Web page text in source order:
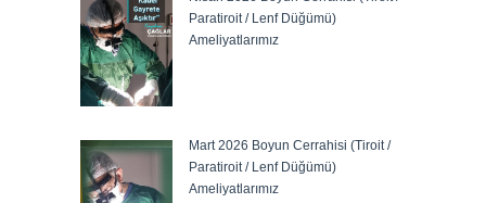
Paratiroit / Lenf Düğümü)
Ameliyatlarımız
Mart 2026 Boyun Cerrahisi (Tiroit /
Paratiroit / Lenf Düğümü)
Ameliyatlarımız